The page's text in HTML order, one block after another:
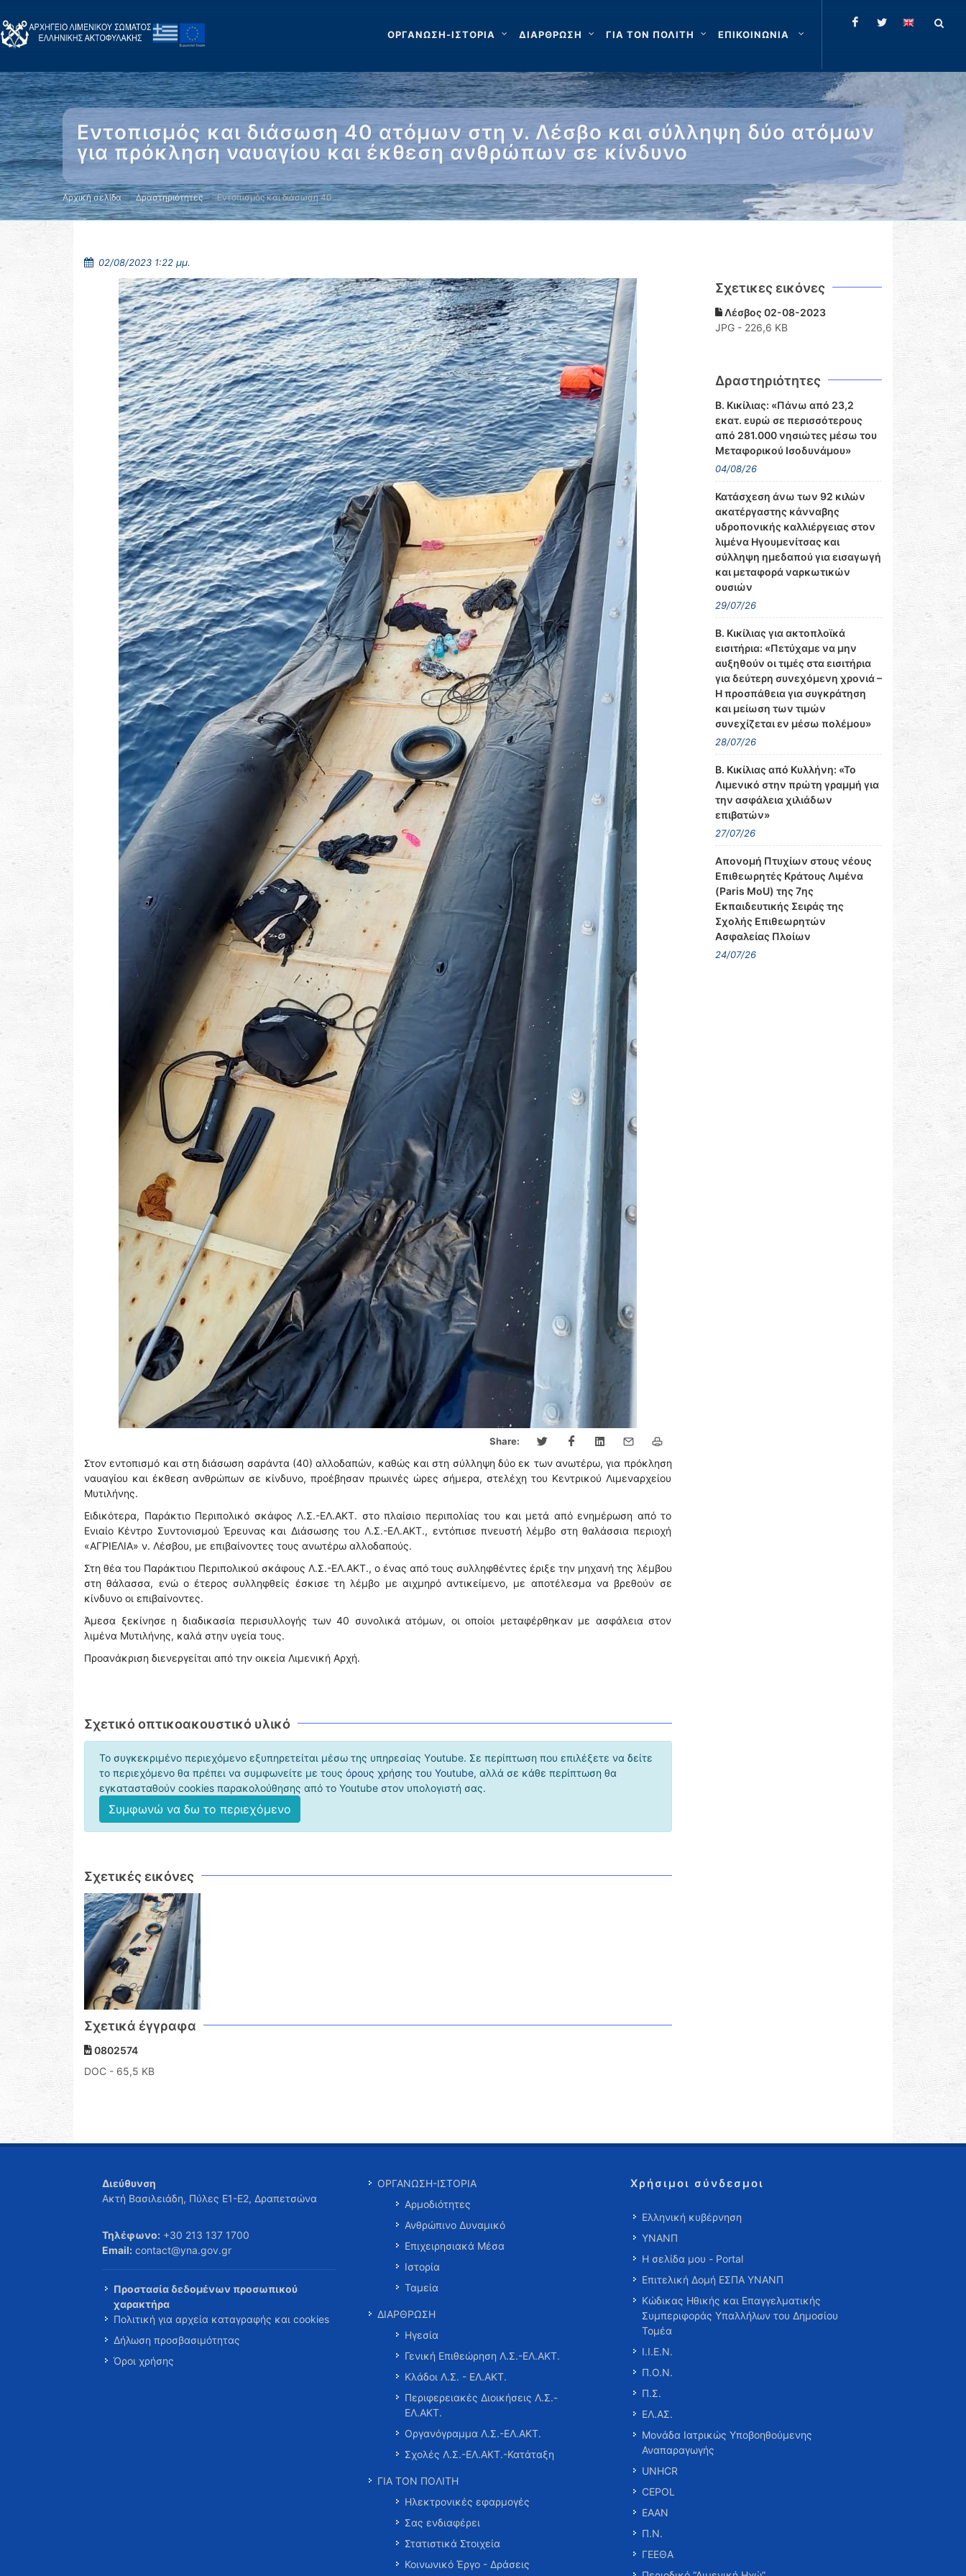
ΟΡΓΑΝΩΣΗ-ΙΣΤΟΡΙΑ ΔΙΑΡΘΡΩΣΗ ΓΙΑ ΤΟΝ ΠΟΛΙΤΗ ΕΠΙΚΟΙΝΩΝΙΑ
Εντοπισμός και διάσωση 40 ατόμων στη ν. Λέσβο και σύλληψη δύο ατόμων
για πρόκληση ναυαγίου και έκθεση ανθρώπων σε κίνδυνο
Αρχική σελίδα Δραστηριότητες Εντοπισμός και διάσωση 40 …
02/08/2023 1:22 μμ.
Share:
Στον εντοπισμό και στη διάσωση σαράντα (40) αλλοδαπών, καθώς και στη σύλληψη δύο εκ των ανωτέρω, για πρόκληση
ναυαγίου και έκθεση ανθρώπων σε κίνδυνο, προέβησαν πρωινές ώρες σήμερα, στελέχη του Κεντρικού Λιμεναρχείου
Μυτιλήνης.
Ειδικότερα, Παράκτιο Περιπολικό σκάφος Λ.Σ.-ΕΛ.ΑΚΤ. στο πλαίσιο περιπολίας του και μετά από ενημέρωση από το
Ενιαίο Κέντρο Συντονισμού Έρευνας και Διάσωσης του Λ.Σ.-ΕΛ.ΑΚΤ., εντόπισε πνευστή λέμβο στη θαλάσσια περιοχή
«ΑΓΡΙΕΛΙΑ» ν. Λέσβου, με επιβαίνοντες τους ανωτέρω αλλοδαπούς.
Στη θέα του Παράκτιου Περιπολικού σκάφους Λ.Σ.-ΕΛ.ΑΚΤ., ο ένας από τους συλληφθέντες έριξε την μηχανή της λέμβου
στη θάλασσα, ενώ ο έτερος συλληφθείς έσκισε τη λέμβο με αιχμηρό αντικείμενο, με αποτέλεσμα να βρεθούν σε
κίνδυνο οι επιβαίνοντες.
Άμεσα ξεκίνησε η διαδικασία περισυλλογής των 40 συνολικά ατόμων, οι οποίοι μεταφέρθηκαν με ασφάλεια στον
λιμένα Μυτιλήνης, καλά στην υγεία τους.
Προανάκριση διενεργείται από την οικεία Λιμενική Αρχή.
Σχετικό οπτικοακουστικό υλικό
Το συγκεκριμένο περιεχόμενο εξυπηρετείται μέσω της υπηρεσίας Υoutube. Σε περίπτωση που επιλέξετε να δείτε
το περιεχόμενο θα πρέπει να συμφωνείτε με τους όρους χρήσης του Youtube, αλλά σε κάθε περίπτωση θα
εγκατασταθούν cookies παρακολούθησης από το Youtube στον υπολογιστή σας.
Συμφωνώ να δω το περιεχόμενο
Σχετικές εικόνες
Σχετικά έγγραφα
0802574
DOC - 65,5 KB
Σχετικες εικόνες
Λέσβος 02-08-2023
JPG - 226,6 KB
Δραστηριότητες
Β. Κικίλιας: «Πάνω από 23,2
εκατ. ευρώ σε περισσότερους
από 281.000 νησιώτες μέσω του
Μεταφορικού Ισοδυνάμου»
04/08/26
Κατάσχεση άνω των 92 κιλών
ακατέργαστης κάνναβης
υδροπονικής καλλιέργειας στον
λιμένα Ηγουμενίτσας και
σύλληψη ημεδαπού για εισαγωγή
και μεταφορά ναρκωτικών
ουσιών
29/07/26
Β. Κικίλιας για ακτοπλοϊκά
εισιτήρια: «Πετύχαμε να μην
αυξηθούν οι τιμές στα εισιτήρια
για δεύτερη συνεχόμενη χρονιά –
Η προσπάθεια για συγκράτηση
και μείωση των τιμών
συνεχίζεται εν μέσω πολέμου»
28/07/26
Β. Κικίλιας από Κυλλήνη: «Το
Λιμενικό στην πρώτη γραμμή για
την ασφάλεια χιλιάδων
επιβατών»
27/07/26
Απονομή Πτυχίων στους νέους
Επιθεωρητές Κράτους Λιμένα
(Paris MoU) της 7ης
Εκπαιδευτικής Σειράς της
Σχολής Επιθεωρητών
Ασφαλείας Πλοίων
24/07/26
Διεύθυνση
Ακτή Βασιλειάδη, Πύλες Ε1-Ε2, Δραπετσώνα
Τηλέφωνο: +30 213 137 1700
Email: contact@yna.gov.gr
Προστασία δεδομένων προσωπικού
χαρακτήρα
Πολιτική για αρχεία καταγραφής και cookies
Δήλωση προσβασιμότητας
Όροι χρήσης
ΟΡΓΑΝΩΣΗ-ΙΣΤΟΡΙΑ
Αρμοδιότητες
Ανθρώπινο Δυναμικό
Επιχειρησιακά Μέσα
Ιστορία
Ταμεία
ΔΙΑΡΘΡΩΣΗ
Ηγεσία
Γενική Επιθεώρηση Λ.Σ.-ΕΛ.ΑΚΤ.
Κλάδοι Λ.Σ. - ΕΛ.ΑΚΤ.
Περιφερειακές Διοικήσεις Λ.Σ.-
ΕΛ.ΑΚΤ.
Οργανόγραμμα Λ.Σ.-ΕΛ.ΑΚΤ.
Σχολές Λ.Σ.-ΕΛ.ΑΚΤ.-Κατάταξη
ΓΙΑ ΤΟΝ ΠΟΛΙΤΗ
Ηλεκτρονικές εφαρμογές
Σας ενδιαφέρει
Στατιστικά Στοιχεία
Κοινωνικό Έργο - Δράσεις
Χρήσιμοι σύνδεσμοι
Ελληνική κυβέρνηση
ΥΝΑΝΠ
Η σελίδα μου - Portal
Επιτελική Δομή ΕΣΠΑ ΥΝΑΝΠ
Κώδικας Ηθικής και Επαγγελματικής
Συμπεριφοράς Υπαλλήλων του Δημοσίου
Τομέα
Ι.Ι.Ε.Ν.
Π.Ο.Ν.
Π.Σ.
ΕΛ.ΑΣ.
Μονάδα Ιατρικώς Υποβοηθούμενης
Αναπαραγωγής
UNHCR
CEPOL
ΕΑΑΝ
Π.Ν.
ΓΕΕΘΑ